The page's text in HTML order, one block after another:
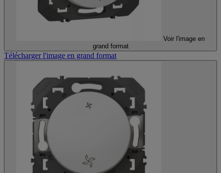
Voir l'image en
grand format
Télécharger l'image en grand format